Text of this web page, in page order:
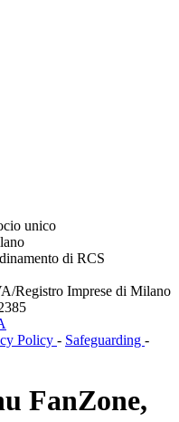
unico
di RCS
Registro Imprese di Milano
Policy - Safeguarding -
FanZone,